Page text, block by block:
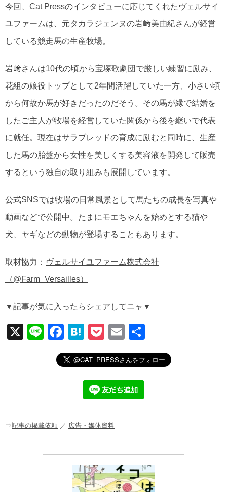
今回、Cat Pressのインタビューに応じてくれたヴェルサイ
ユファームは、元タカラジェンヌの岩﨑美由紀さんが経営
している競走馬の生産牧場。
岩﨑さんは10代の頃から宝塚歌劇団で厳しい練習に励み、
花組の娘役トップとして2年間活躍していた一方、小さい頃
から何故か馬が好きだったのだそう。その馬が縁で結婚を
したご主人が牧場を経営していた関係から後を継いで代表
に就任。現在はサラブレッドの育成に励むと同時に、生産
した馬の胎盤から女性を美しくする美容液を開発して販売
するという独自の取り組みも展開しています。
公式SNSでは牧場の日常風景として馬たちの成長を写真や
動画などで公開中。たまにモエちゃんを始めとする猫や
犬、ヤギなどの動物が登場することもあります。
取材協力： ヴェルサイユファーム株式会社
（@Farm_Versailles）
▼記事が気に入ったらシェアしてニャ▼
X
Li
F
a
c
o
H
at
e
n
a
P
o
ck
et
E
m
ail
有
⇒記事の掲載依頼 ／ 広告・媒体資料